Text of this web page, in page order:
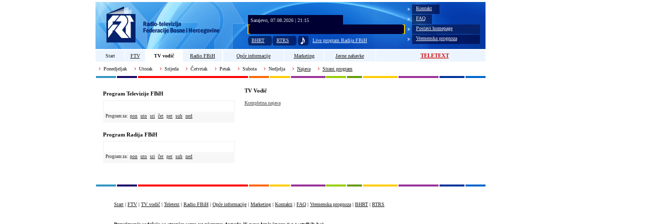
Sarajevo, 07.08.2026 | 21:15
BHRT RTRS Live program Radija FBiH
Kontakt
FAQ
Postavi homepage
Vremenska prognoza
Start FTV TV vodič Radio FBiH Opće informacije Marketing Javne nabavke TELETEXT
Ponedjeljak Utorak Srijeda Četvrtak Petak Subota Nedjelja Najava Strani program
Program Televizije FBiH
Program za: pon uto sri čet pet sub ned
Program Radija FBiH
Program za: pon uto sri čet pet sub ned
TV Vodič
Kompletna najava
Start | FTV | TV vodič | Teletext | Radio FBiH | Opće informacije | Marketing | Kontakti | FAQ | Vremenska prognoza | BHRT | RTRS